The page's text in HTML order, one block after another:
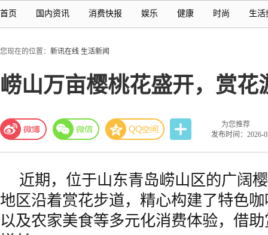
首页 国内资讯 消费快报 娱乐 健康 时尚 生活
您现在的位置： 新讯在线 生活新闻
崂山万亩樱桃花盛开，赏
为您推荐
发布时间：2026-
近期，位于山东青岛崂山区的广阔
地区沿着赏花步道，精心构建了特色
以及农家美食等多元化消费体验，借